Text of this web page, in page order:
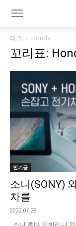
태그 Honda
꼬리표:
인기글
소니(SONY)
차를
2022.06.29